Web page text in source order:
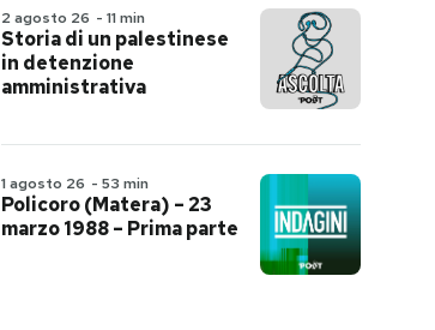
2 agosto 26 - 11 min
Storia di un palestinese
in detenzione
amministrativa
1 agosto 26 - 53 min
Policoro (Matera) – 23
marzo 1988 – Prima parte